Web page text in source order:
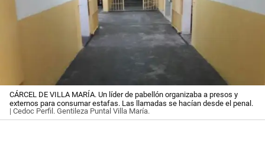
CÁRCEL DE VILLA MARÍA. Un líder de pabellón organizaba a presos y
externos para consumar estafas. Las llamadas se hacían desde el penal.
| Cedoc Perfil. Gentileza Puntal Villa María.